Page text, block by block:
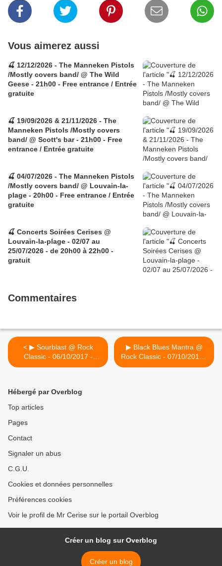
Vous aimerez aussi
🍒 12/12/2026 - The Manneken Pistols
/Mostly covers band/ @ The Wild
Geese - 21h00 - Free entrance / Entrée
gratuite
🍒 19/09/2026 & 21/11/2026 - The
Manneken Pistols /Mostly covers
band/ @ Scott's bar - 21h00 - Free
entrance / Entrée gratuite
🍒 04/07/2026 - The Manneken Pistols
/Mostly covers band/ @ Louvain-la-
plage - 20h00 - Free entrance / Entrée
gratuite
🍒 Concerts Soirées Cerises @
Louvain-la-plage - 02/07 au
25/07/2026 - de 20h00 à 22h00 -
gratuit
Commentaires
< ▶ Sourblast @ Rock
Classic - 06/10/2017 -
21h00 - Entrée gratuite !
▶ Black Blues Mantra @
Rock Classic - 07/10/2017 -
21h00 - Entrée gratuite ! >
Hébergé par Overblog
Top articles
Pages
Contact
Signaler un abus
C.G.U.
Cookies et données personnelles
Préférences cookies
Voir le profil de Mr Cerise sur le portail Overblog
Créer un blog sur Overblog
Créer un blog